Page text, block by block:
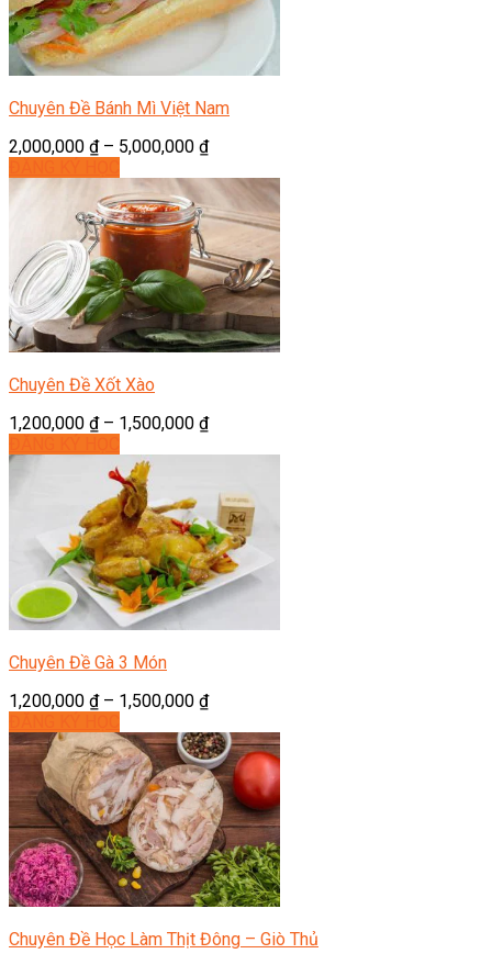
Chuyên Đề Bánh Mì Việt Nam
2,000,000 ₫– 5,000,000 ₫
Chuyên Đề Xốt Xào
1,200,000 ₫– 1,500,000 ₫
Chuyên Đề Gà 3 Món
1,200,000 ₫– 1,500,000 ₫
Chuyên Đề Học Làm Thịt Đông – Giò Thủ